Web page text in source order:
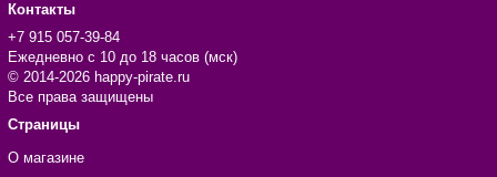
Контакты
+7 915 057-39-84
Ежедневно с 10 до 18 часов (мск)
© 2014-2026 happy-pirate.ru
Все права защищены
Страницы
О магазине